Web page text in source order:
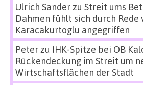
Ulrich Sanderzu Streit ums
Dahmen fühlt sich durch Rede
Karacakurtoglu angegriffen
Peterzu IHK-Spitze bei OB
Rückendeckung im Streit um
Wirtschaftsflächen der Stadt